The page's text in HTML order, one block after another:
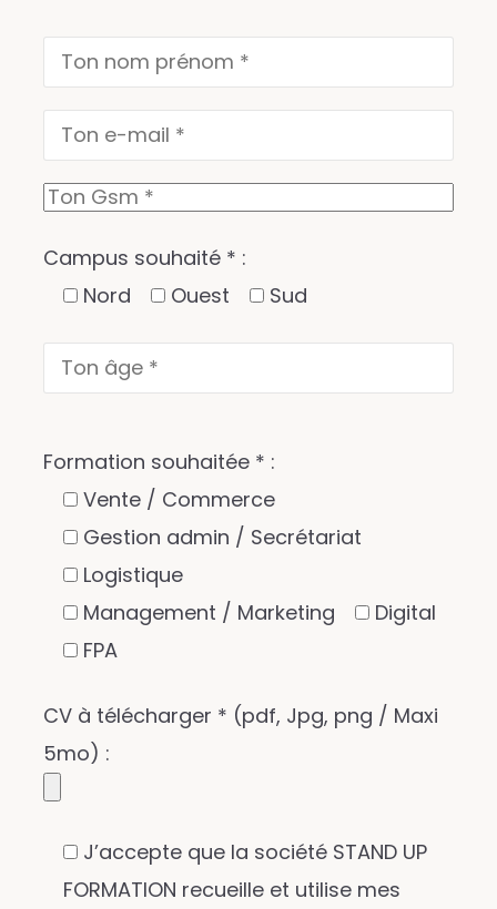
Campus souhaité * :
Nord
Ouest Sud
Formation souhaitée * :
Vente / Commerce
Gestion admin / Secrétariat
Logistique
Management / Marketing
Digital
FPA
CV à télécharger * (pdf, Jpg, png / Maxi
5mo) :
J’accepte que la société STAND UP
FORMATION recueille et utilise mes